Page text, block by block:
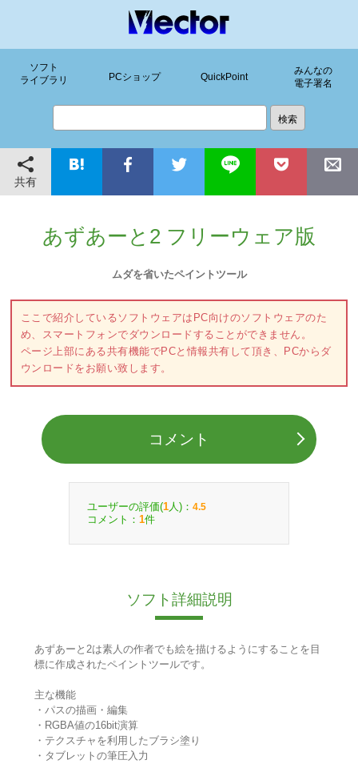
ソフト
ライブラリ
PCショップ QuickPoint
みんなの
電子署名
共有
あずあーと2 フリーウェア版
ムダを省いたペイントツール
ここで紹介しているソフトウェアはPC向けのソフトウェアのた
め、スマートフォンでダウンロードすることができません。
ページ上部にある共有機能でPCと情報共有して頂き、PCからダ
ウンロードをお願い致します。
コメント
ユーザーの評価(1 人)： 4.5
コメント： 1件
ソフト詳細説明
あずあーと2は素人の作者でも絵を描けるようにすることを目
標に作成されたペイントツールです。
主な機能
・パスの描画・編集
・RGBA値の16bit演算
・テクスチャを利用したブラシ塗り
・タブレットの筆圧入力